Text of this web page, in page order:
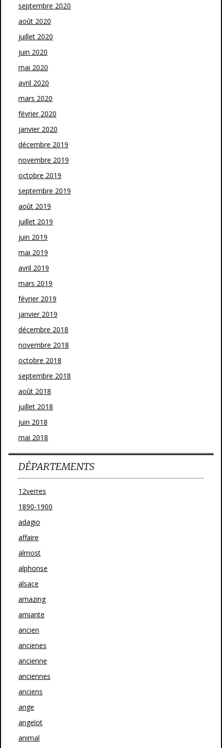
septembre 2020
août 2020
juillet 2020
juin 2020
mai 2020
avril 2020
mars 2020
février 2020
janvier 2020
décembre 2019
novembre 2019
octobre 2019
septembre 2019
août 2019
juillet 2019
juin 2019
mai 2019
avril 2019
mars 2019
février 2019
janvier 2019
décembre 2018
novembre 2018
octobre 2018
septembre 2018
août 2018
juillet 2018
juin 2018
mai 2018
DÉPARTEMENTS
12verres
1890-1900
adagio
affaire
almost
alphonse
alsace
amazing
amiante
ancien
ancienes
ancienne
anciennes
anciens
ange
angelot
animal